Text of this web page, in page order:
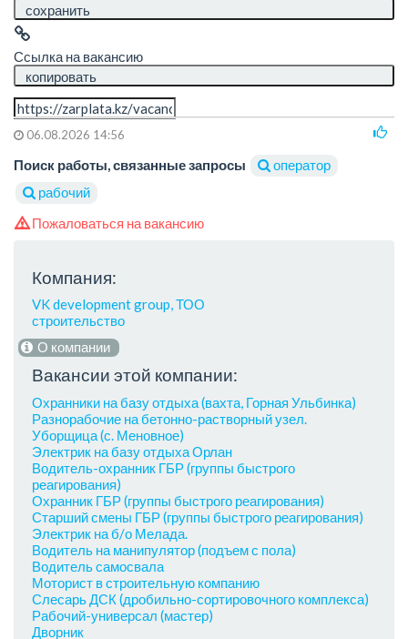
сохранить
Ссылка на вакансию
копировать
06.08.2026 14:56
Поиск работы, связанные запросы
оператор
рабочий
Пожаловаться на вакансию
Компания:
VK development group, ТОО
строительство
О компании
Вакансии этой компании:
Охранники на базу отдыха (вахта, Горная Ульбинка)
Разнорабочие на бетонно-растворный узел.
Уборщица (с. Меновное)
Электрик на базу отдыха Орлан
Водитель-охранник ГБР (группы быстрого
реагирования)
Охранник ГБР (группы быстрого реагирования)
Старший смены ГБР (группы быстрого реагирования)
Электрик на б/о Мелада.
Водитель на манипулятор (подъем с пола)
Водитель самосвала
Моторист в строительную компанию
Слесарь ДСК (дробильно-сортировочного комплекса)
Рабочий-универсал (мастер)
Дворник